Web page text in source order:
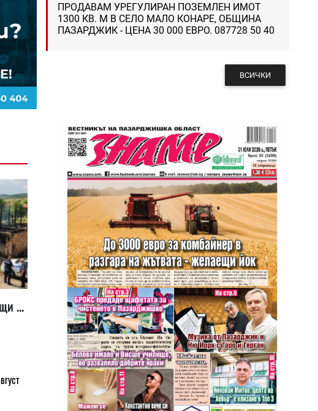
...
ПРОДАВАМ УРЕГУЛИРАН ПОЗЕМЛЕН ИМОТ
1300 КВ. М В СЕЛО МАЛО КОНАРЕ, ОБЩИНА
ПАЗАРДЖИК - ЦЕНА 30 000 ЕВРО. 087728 50 40
ВСИЧКИ